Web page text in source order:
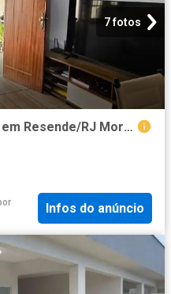
7 fotos
Casa / Sobrado para Venda em Resende/RJ Morada do Contorno 2 Quartos
Infos do anúncio